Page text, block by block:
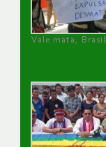
Vale mata, Brasil